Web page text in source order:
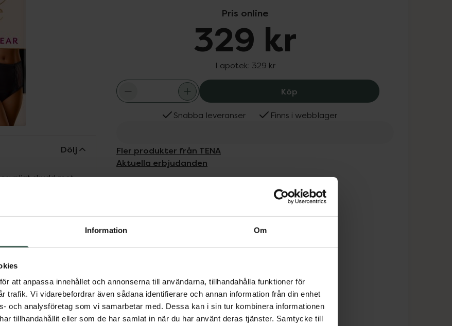
Information Om
att anpassa innehållet och annonserna till användarna, tillhandahålla funktioner för
trafik. Vi vidarebefordrar även sådana identifierare och annan information från din enhet
och analysföretag som vi samarbetar med. Dessa kan i sin tur kombinera informationen
tillhandahållit eller som de har samlat in när du har använt deras tjänster. Samtycke till
Pris online
329 kr
I apotek: 329 kr
Köp TENA Silhouette WAU, M, 329 kr.
Snabba leveranser Finns i webblager
Fler produkter från TENA
Aktuella erbjudanden
Dölj
skydd mot
trosor ger
i en snygg klassisk
silhuett. De
från TENA mot
material och
och fukt vid 50